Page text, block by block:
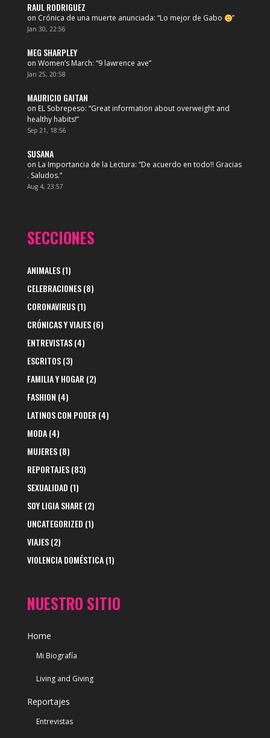
RAUL RODRIGUEZ
on Crónica de una muerte anunciada: “Lo mejor de Gabo ”
Jan 30, 22:56
MEG SHARPLEY
on Women’s March: “9 lawrence ave”
Jan 25, 20:58
MAURICIO GAITAN
on EL Sobrepeso: “Great information about overweight and
healthy habits!”
Sep 21, 18:56
SUSANA
on La Importancia de la Lectura: “De acuerdo en todo!! Gracias
. Saludos.”
Aug 4, 23:57
SECCIONES
ANIMALES(1)
CELEBRACIONES(8)
CORONAVIRUS(1)
CRÓNICAS Y VIAJES(6)
ENTREVISTAS(4)
ESCRITOS(3)
FAMILIA Y HOGAR (2)
FASHION (4)
LATINOS CON PODER (4)
MODA(4)
MUJERES(8)
REPORTAJES(83)
SEXUALIDAD (1)
SOY LIGIA SHARE(2)
UNCATEGORIZED (1)
VIAJES(2)
VIOLENCIA DOMÉSTICA(1)
NUESTRO SITIO
Home
Mi Biografía
Living and Giving
Reportajes
Entrevistas